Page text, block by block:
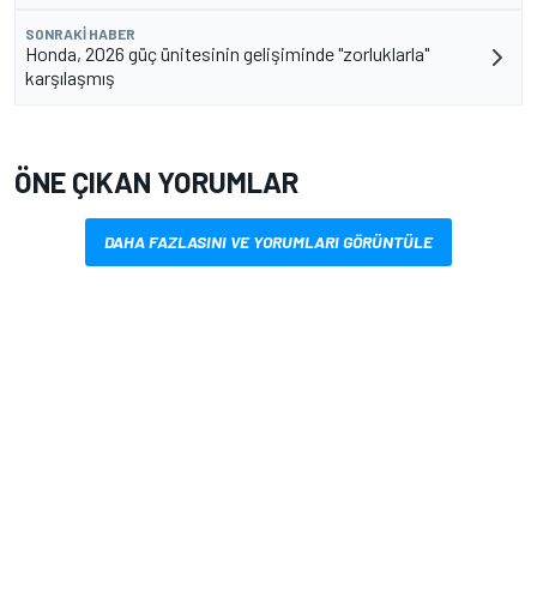
SONRAKI HABER
Honda, 2026 güç ünitesinin gelişiminde "zorluklarla"
karşılaşmış
ÖNE ÇIKAN YORUMLAR
DAHA FAZLASINI VE YORUMLARI GÖRÜNTÜLE